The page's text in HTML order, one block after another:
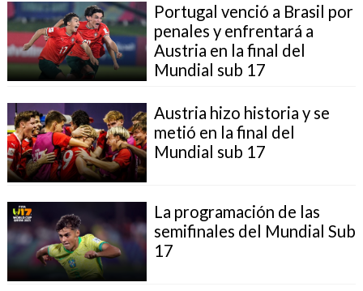
Portugal venció a Brasil por
penales y enfrentará a
Austria en la final del
Mundial sub 17
Austria hizo historia y se
metió en la final del
Mundial sub 17
La programación de las
semifinales del Mundial Sub
17